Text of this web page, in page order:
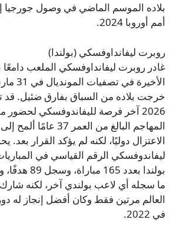
بلاده الموسم الماضي في وصول جورجيا
أمم أوروبا 2024.
روبرت ليفانداوفسكي (بولندا)
غادر روبرت ليفانداوفسكي الملعب دامعًا
الأخيرة
خرجت بلاده من السباق بفارق ضئيل.
2026 آخر فرصة لليفاندوفسكي لحضور
المهاجم البالغ من العمر 37
الاعتزال دوليًا، لكنه لم يؤكد القرار بعد.
ليفاندوفسكي الرقم القياسي في
بولندا بعدد
ما سجله أي لاعب بولندي آخر، لكنه
العالم مرتين فقط وكان أفضل إنجاز له
في 2022.